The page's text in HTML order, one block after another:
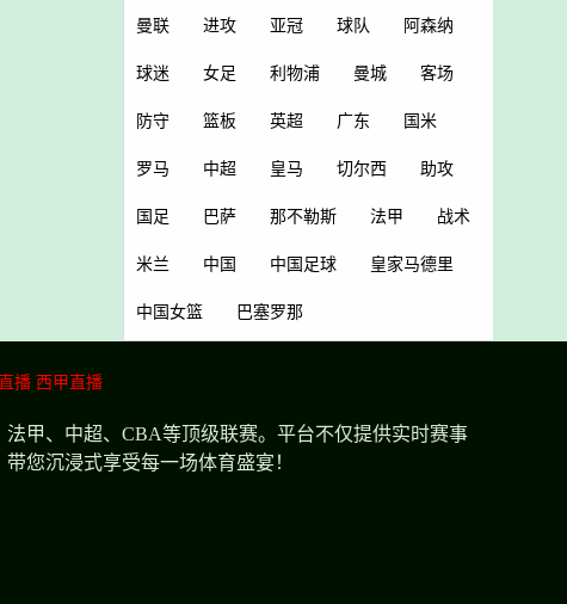
曼联 进攻 亚冠 球队 阿森纳
球迷 女足 利物浦 曼城 客场
防守 篮板 英超 广东 国米
罗马 中超 皇马 切尔西 助攻
国足 巴萨 那不勒斯 法甲 战术
米兰 中国 中国足球 皇家马德里
中国女篮 巴塞罗那
播 西甲直播
甲、中超、CBA等顶级联赛。平台不仅提供实时赛事
您沉浸式享受每一场体育盛宴！